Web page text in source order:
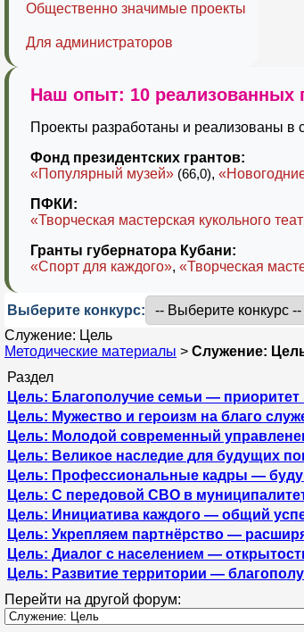
Общественно значимые проекты
Для администраторов
Наш опыт: 10 реализованных
Проекты разработаны и реализованы
Фонд президентских грантов:
«Популярный музей» (66,0),
ПФКИ:
«Творческая мастерская кукольного
Гранты губернатора Кубани:
«Спорт для каждого», «Творческая
Выберите конкурс:
Служение: Цель
Методические материалы > Служение:
Раздел
Цель: Благополучие семьи — приоритет
Цель: Мужество и героизм на благо
Цель: Молодой современный
Цель: Великое наследие для будущих
Цель: Профессиональные кадры —
Цель: С передовой СВО в
Цель: Инициатива каждого — общий
Цель: Укрепляем партнёрство —
Цель: Диалог с населением —
Цель: Развитие территории —
Перейти на другой форум: